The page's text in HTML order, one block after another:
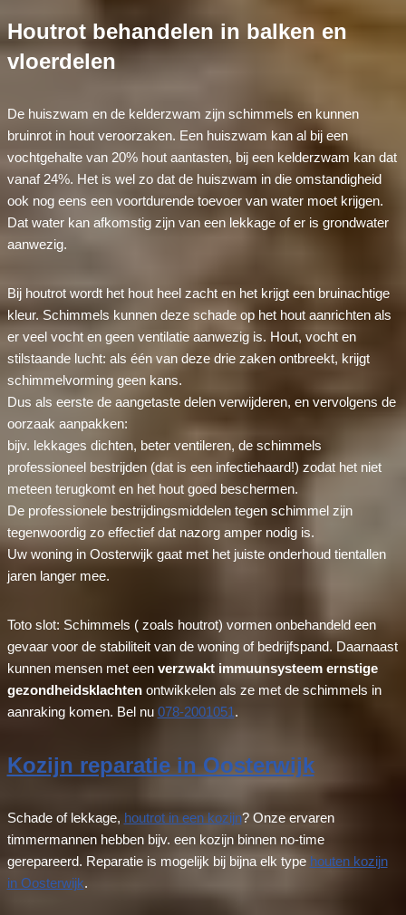
Houtrot behandelen in balken en
vloerdelen
De huiszwam en de kelderzwam zijn schimmels en kunnen
bruinrot in hout veroorzaken. Een huiszwam kan al bij een
vochtgehalte van 20% hout aantasten, bij een kelderzwam kan dat
vanaf 24%. Het is wel zo dat de huiszwam in die omstandigheid
ook nog eens een voortdurende toevoer van water moet krijgen.
Dat water kan afkomstig zijn van een lekkage of er is grondwater
aanwezig.
Bij houtrot wordt het hout heel zacht en het krijgt een bruinachtige
kleur. Schimmels kunnen deze schade op het hout aanrichten als
er veel vocht en geen ventilatie aanwezig is. Hout, vocht en
stilstaande lucht: als één van deze drie zaken ontbreekt, krijgt
schimmelvorming geen kans.
Dus als eerste de aangetaste delen verwijderen, en vervolgens de
oorzaak aanpakken:
bijv. lekkages dichten, beter ventileren, de schimmels
professioneel bestrijden (dat is een infectiehaard!) zodat het niet
meteen terugkomt en het hout goed beschermen.
De professionele bestrijdingsmiddelen tegen schimmel zijn
tegenwoordig zo effectief dat nazorg amper nodig is.
Uw woning in Oosterwijk gaat met het juiste onderhoud tientallen
jaren langer mee.
Toto slot: Schimmels ( zoals houtrot) vormen onbehandeld een
gevaar voor de stabiliteit van de woning of bedrijfspand. Daarnaast
kunnen mensen met een verzwakt immuunsysteem ernstige
gezondheidsklachten ontwikkelen als ze met de schimmels in
aanraking komen. Bel nu 078-2001051.
Kozijn reparatie in Oosterwijk
Schade of lekkage, houtrot in een kozijn? Onze ervaren
timmermannen hebben bijv. een kozijn binnen no-time
gerepareerd. Reparatie is mogelijk bij bijna elk type houten kozijn
in Oosterwijk.